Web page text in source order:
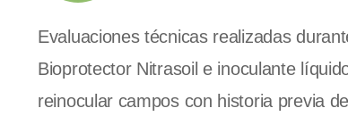
Evaluaciones técnicas realizadas
Bioprotector Nitrasoil e inoculante
reinocular campos con historia previa